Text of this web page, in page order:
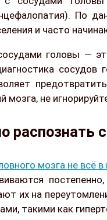
По
и часто
головы —
мозга, не
распознать
их на
такими как